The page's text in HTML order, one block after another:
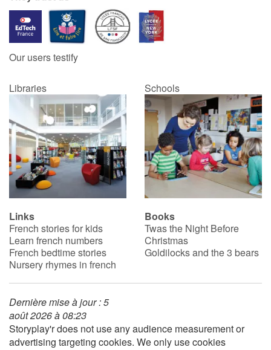
Our users testify
Libraries Schools
Links
French stories for kids
Learn french numbers
French bedtime stories
Nursery rhymes in french
Books
Twas the Night Before
Christmas
Goldilocks and the 3 bears
Dernière mise à jour : 5
août 2026 à 08:23
Storyplay'r does not use any audience measurement or
advertising targeting cookies. We only use cookies